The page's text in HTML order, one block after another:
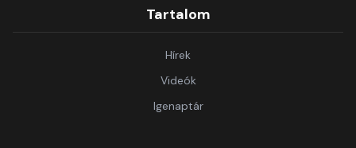
Tartalom
Hírek
Videók
Igenaptár